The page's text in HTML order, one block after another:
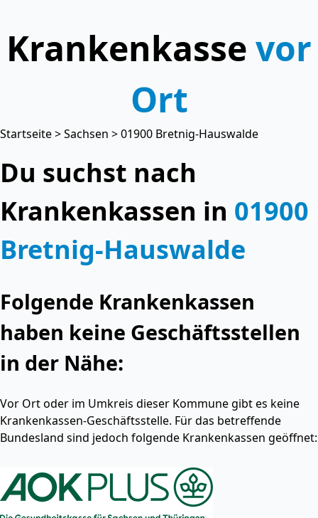
Krankenkasse vor
Ort
Startseite>Sachsen > 01900 Bretnig-Hauswalde
Du suchst nach
Krankenkassen in 01900
Bretnig-Hauswalde
Folgende Krankenkassen
haben keine Geschäftsstellen
in der Nähe:
Vor Ort oder im Umkreis dieser Kommune gibt es keine
Krankenkassen-Geschäftsstelle. Für das betreffende
Bundesland sind jedoch folgende Krankenkassen geöffnet: